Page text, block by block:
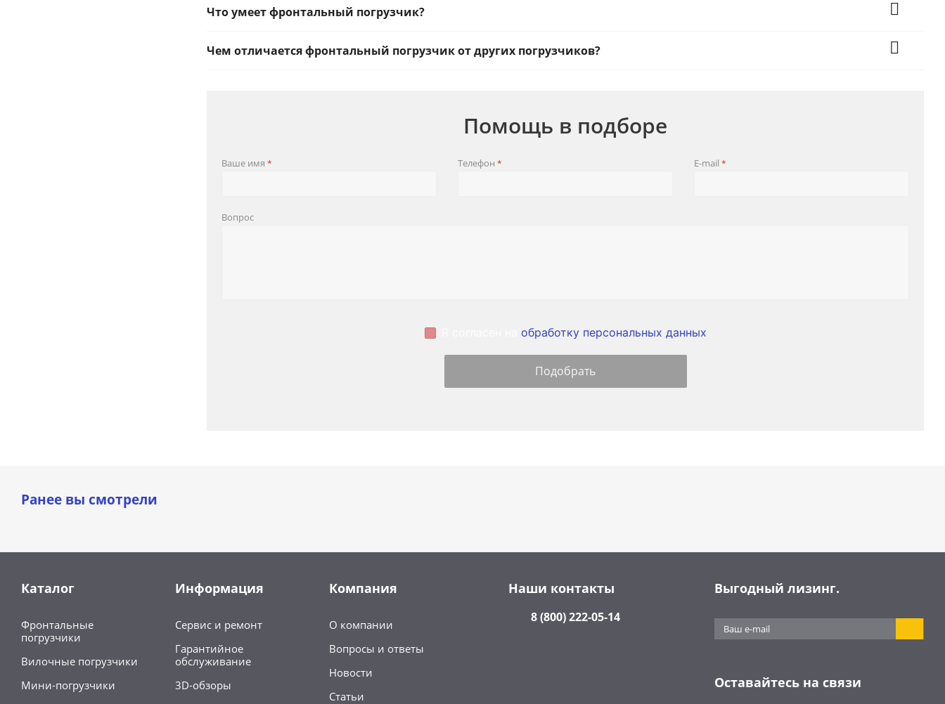
Что умеет фронтальный погрузчик?
Чем отличается фронтальный погрузчик от других погрузчиков?
Помощь в подборе
Ваше имя * Телефон * E-mail *
Вопрос
обработку персональных данных
Ранее вы смотрели
Каталог
Фронтальные
погрузчики
Вилочные погрузчики
Мини-погрузчики
Информация
Сервис и ремонт
Гарантийное
обслуживание
3D-обзоры
Компания
О компании
Вопросы и ответы
Новости
Статьи
Наши контакты
8 (800) 222-05-14
Выгодный лизинг.
Оставайтесь на связи